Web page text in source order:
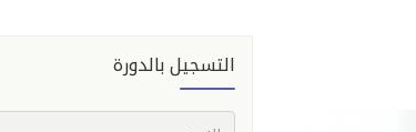
التسجيل بالدورة